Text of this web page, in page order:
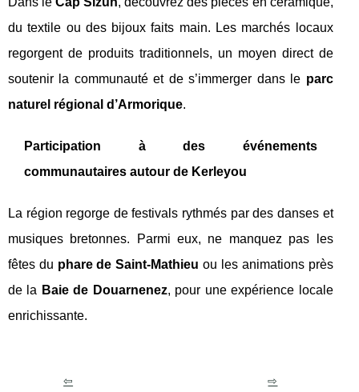
du textile ou des bijoux faits main. Les marchés locaux
regorgent de produits traditionnels, un moyen direct de
soutenir la communauté et de s’immerger dans le parc
naturel régional d’Armorique.
Participation à des événements
communautaires autour de Kerleyou
La région regorge de festivals rythmés par des danses et
musiques bretonnes. Parmi eux, ne manquez pas les
fêtes du phare de Saint-Mathieu ou les animations près
de la Baie de Douarnenez, pour une expérience locale
enrichissante.